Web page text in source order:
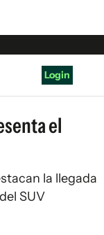
Login
el
la llegada
SUV